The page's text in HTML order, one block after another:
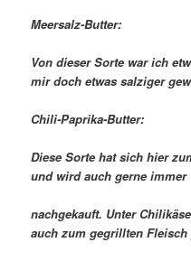
Meersalz-Butter:
Von dieser Sorte war ich
mir doch etwas salziger
Chili-Paprika-Butter:
Diese Sorte hat sich hier
und wird auch gerne immer
nachgekauft. Unter
auch zum gegrillten Fleisch